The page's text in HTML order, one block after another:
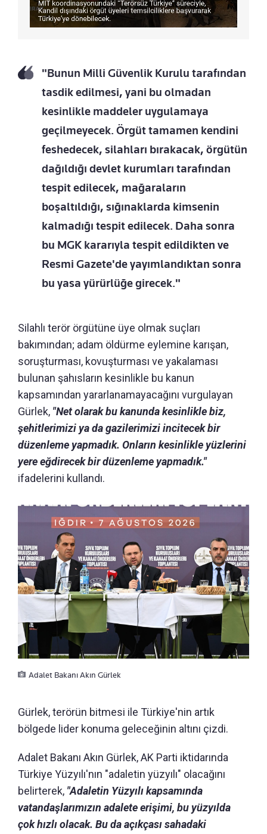
"Bunun Milli Güvenlik Kurulu tarafından
tasdik edilmesi, yani bu olmadan
kesinlikle maddeler uygulamaya
geçilmeyecek. Örgüt tamamen kendini
feshedecek, silahları bırakacak, örgütün
dağıldığı devlet kurumları tarafından
tespit edilecek, mağaraların
boşaltıldığı, sığınaklarda kimsenin
kalmadığı tespit edilecek. Daha sonra
bu MGK kararıyla tespit edildikten ve
Resmi Gazete'de yayımlandıktan sonra
bu yasa yürürlüğe girecek."
Silahlı terör örgütüne üye olmak suçları
bakımından; adam öldürme eylemine karışan,
soruşturması, kovuşturması ve yakalaması
bulunan şahısların kesinlikle bu kanun
kapsamından yararlanamayacağını vurgulayan
Gürlek, "Net olarak bu kanunda kesinlikle biz,
şehitlerimizi ya da gazilerimizi incitecek bir
düzenleme yapmadık. Onların kesinlikle yüzlerini
yere eğdirecek bir düzenleme yapmadık."
ifadelerini kullandı.
Adalet Bakanı Akın Gürlek
Gürlek, terörün bitmesi ile Türkiye'nin artık
bölgede lider konuma geleceğinin altını çizdi.
Adalet Bakanı Akın Gürlek, AK Parti iktidarında
Türkiye Yüzyılı'nın "adaletin yüzyılı" olacağını
belirterek, "Adaletin Yüzyılı kapsamında
vatandaşlarımızın adalete erişimi, bu yüzyılda
çok hızlı olacak. Bu da açıkçası sahadaki